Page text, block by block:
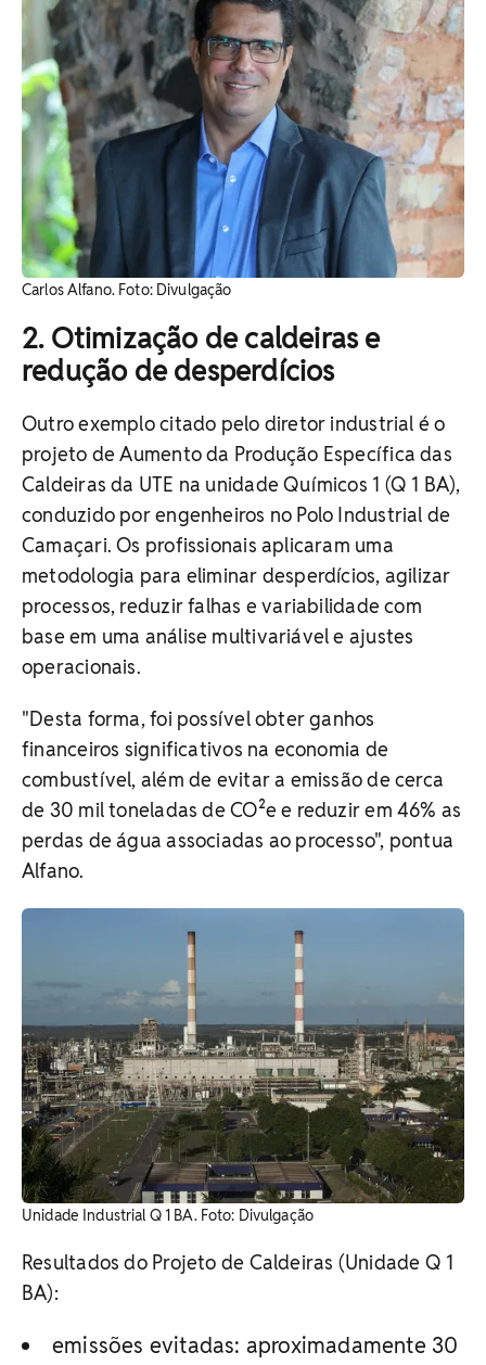
Carlos Alfano. Foto: Divulgação
2. Otimização de caldeiras e
redução de desperdícios
Outro exemplo citado pelo diretor industrial é o
projeto de Aumento da Produção Específica das
Caldeiras da UTE na unidade Químicos 1 (Q 1 BA),
conduzido por engenheiros no Polo Industrial de
Camaçari. Os profissionais aplicaram uma
metodologia para eliminar desperdícios, agilizar
processos, reduzir falhas e variabilidade com
base em uma análise multivariável e ajustes
operacionais.
"Desta forma, foi possível obter ganhos
financeiros significativos na economia de
combustível, além de evitar a emissão de cerca
de 30 mil toneladas de CO²e e reduzir em 46% as
perdas de água associadas ao processo", pontua
Alfano.
Unidade Industrial Q 1 BA. Foto: Divulgação
Resultados do Projeto de Caldeiras (Unidade Q 1
BA):
emissões evitadas: aproximadamente 30